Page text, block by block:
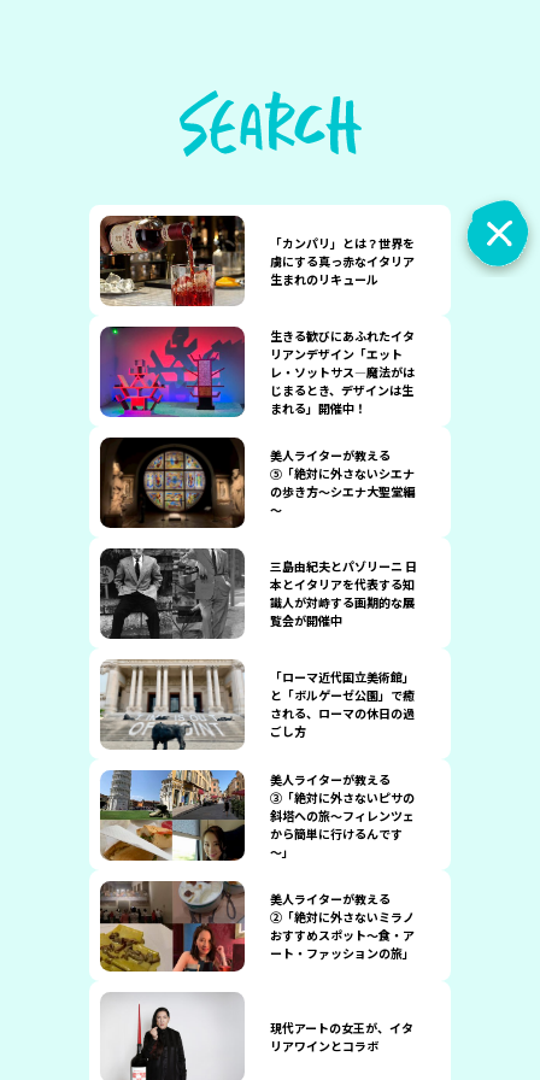
「カンパリ」とは？世界を
虜にする真っ赤なイタリア
生まれのリキュール
生きる歓びにあふれたイタ
リアンデザイン「エット
レ・ソットサス—魔法がは
じまるとき、デザインは生
まれる」開催中！
美人ライターが教える
⑤「絶対に外さないシエナ
の歩き方～シエナ大聖堂編
～
三島由紀夫とパゾリーニ 日
本とイタリアを代表する知
識人が対峙する画期的な展
覧会が開催中
「ローマ近代国立美術館」
と「ボルゲーゼ公園」で癒
される、ローマの休日の過
ごし方
美人ライターが教える
③「絶対に外さないピサの
斜塔への旅～フィレンツェ
から簡単に行けるんです
～」
美人ライターが教える
②「絶対に外さないミラノ
おすすめスポット～食・ア
ート・ファッションの旅」
現代アートの女王が、イタ
リアワインとコラボ